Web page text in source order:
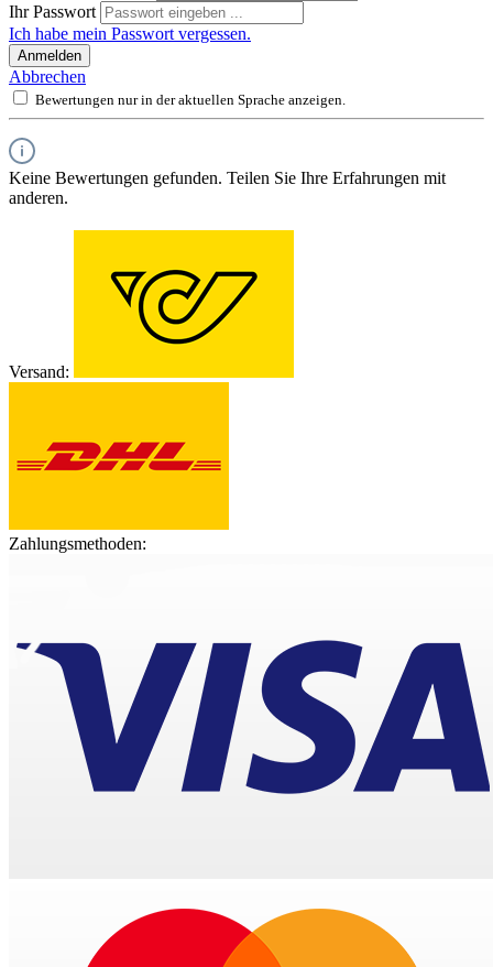
Ihr Passwort
Ich habe mein Passwort vergessen.
Anmelden
Abbrechen
Bewertungen nur in der aktuellen Sprache anzeigen.
Keine Bewertungen gefunden. Teilen Sie Ihre Erfahrungen mit
anderen.
Versand:
Zahlungsmethoden: